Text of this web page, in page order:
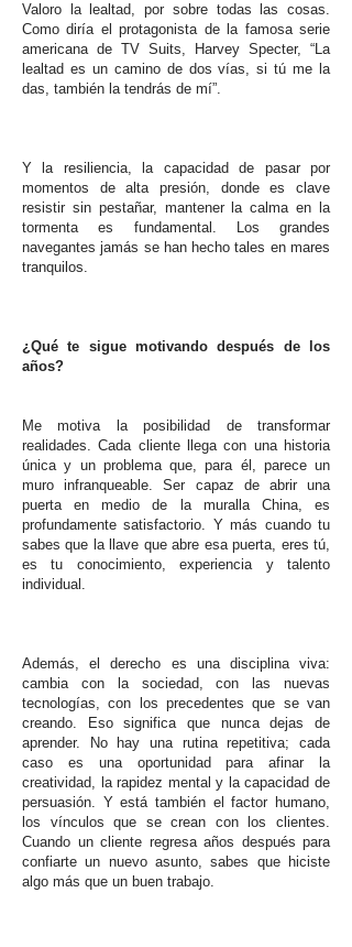
Valoro la lealtad, por sobre todas las cosas.
Como diría el protagonista de la famosa serie
americana de TV Suits, Harvey Specter, “La
lealtad es un camino de dos vías, si tú me la
das, también la tendrás de mí”.
Y la resiliencia, la capacidad de pasar por
momentos de alta presión, donde es clave
resistir sin pestañar, mantener la calma en la
tormenta es fundamental. Los grandes
navegantes jamás se han hecho tales en mares
tranquilos.
¿Qué te sigue motivando después de los
años?
Me motiva la posibilidad de transformar
realidades. Cada cliente llega con una historia
única y un problema que, para él, parece un
muro infranqueable. Ser capaz de abrir una
puerta en medio de la muralla China, es
profundamente satisfactorio. Y más cuando tu
sabes que la llave que abre esa puerta, eres tú,
es tu conocimiento, experiencia y talento
individual.
Además, el derecho es una disciplina viva:
cambia con la sociedad, con las nuevas
tecnologías, con los precedentes que se van
creando. Eso significa que nunca dejas de
aprender. No hay una rutina repetitiva; cada
caso es una oportunidad para afinar la
creatividad, la rapidez mental y la capacidad de
persuasión. Y está también el factor humano,
los vínculos que se crean con los clientes.
Cuando un cliente regresa años después para
confiarte un nuevo asunto, sabes que hiciste
algo más que un buen trabajo.